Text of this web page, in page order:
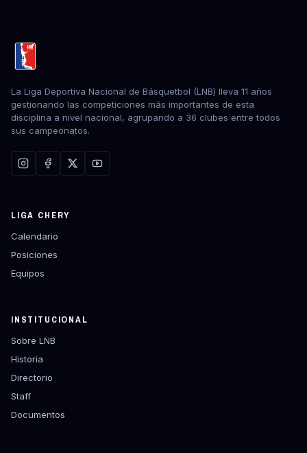
La Liga Deportiva Nacional de Básquetbol (LNB) lleva 11 años
gestionando las competiciones más importantes de esta
disciplina a nivel nacional, agrupando a 36 clubes entre todos
sus campeonatos.
LIGA CHERY
Calendario
Posiciones
Equipos
INSTITUCIONAL
Sobre LNB
Historia
Directorio
Staff
Documentos